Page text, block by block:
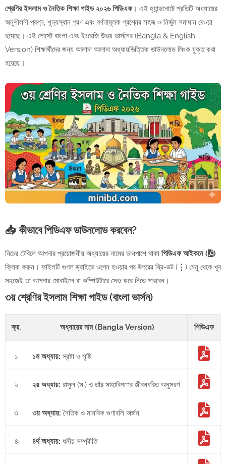
শ্রেণির ইসলাম ও নৈতিক শিক্ষা গাইড ২০২৬ পিডিএফ। এই হ্যান্ডনোটে প্রতিটি অধ্যায়ের
অনুশীলনী প্রশ্ন, শূন্যস্থান পূরণ এবং বর্ণনামূলক প্রশ্নের সহজ ও নির্ভুল সমাধান দেওয়া
হয়েছে। এই পোস্টে বাংলা এবং ইংরেজি উভয় ভার্সনের (Bangla & English
Version) শিক্ষার্থীদের জন্য আলাদা আলাদা অধ্যায়ভিত্তিক ডাউনলোড লিংক যুক্ত করা
হয়েছে।
📥 কীভাবে পিডিএফ ডাউনলোড করবেন?
নিচের টেবিলে আপনার প্রয়োজনীয় অধ্যায়ের নামের ডানপাশে থাকা পিডিএফ আইকনে (
)
ক্লিক করুন। ফাইলটি গুগল ড্রাইভে ওপেন হওয়ার পর উপরের থ্রি-ডট ( ⋮ ) মেনু থেকে খুব
সহজেই তা আপনার মোবাইলে বা কম্পিউটারে সেভ করে নিতে পারবেন।
৩য় শ্রেণির ইসলাম শিক্ষা গাইড (বাংলা ভার্সন)
ক্র. অধ্যায়ের নাম (Bangla Version) পিডিএফ
১ ১ম অধ্যায়: স্রষ্টা ও সৃষ্টি
২ ২য় অধ্যায়: রাসুল (স.) ও তাঁর সাহাবিগণের জীবনচরিত অনুসরণ
৩ ৩য় অধ্যায়: নৈতিক ও মানবিক গুণাবলি অর্জন
৪ ৪র্থ অধ্যায়: ধর্মীয় সম্প্রীতি